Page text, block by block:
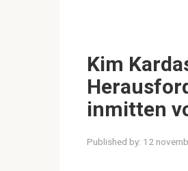
Kim
inmitten
Published by: 12